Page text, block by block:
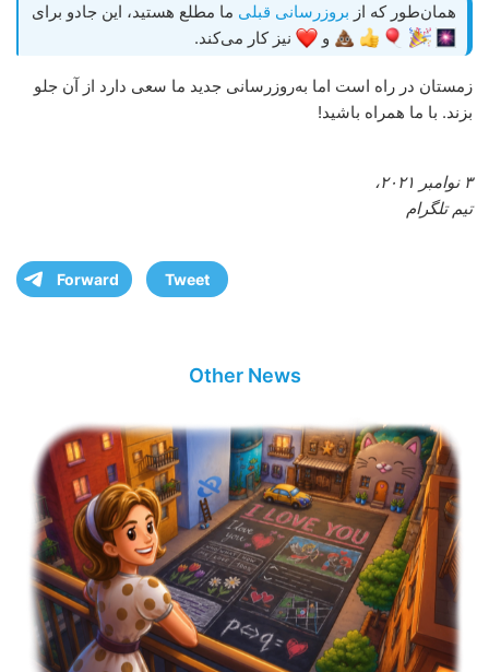
همان‌طور که از بروزرسانی قبلی ما مطلع هستید، این جادو برای
و
نیز کار می‌کند.
زمستان در راه است اما به‌روزرسانی جدید ما سعی دارد از آن جلو
بزند. با ما همراه باشید!
۳ نوامبر ۲۰۲۱،
تیم تلگرام
Forward Tweet
Other News